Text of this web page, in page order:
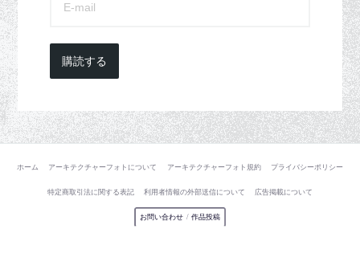
購読する
ホーム アーキテクチャーフォトについて アーキテクチャーフォト規約 プライバシーポリシー
特定商取引法に関する表記 利用者情報の外部送信について 広告掲載について
お問い合わせ / 作品投稿